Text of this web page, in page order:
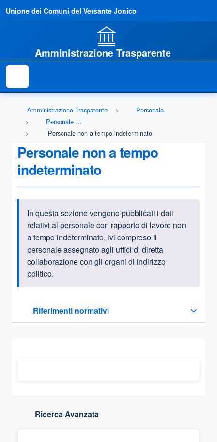
Unione dei Comuni del Versante Jonico
Amministrazione Trasparente
Amministrazione Trasparente
Personale
Personale non a tempo indeterminato
Personale non a tempo indeterminato
Personale non a tempo
indeterminato
Informazioni introduttive
In questa sezione vengono pubblicati i dati
relativi al personale con rapporto di lavoro non
a tempo indeterminato, ivi compreso il
personale assegnato agli uffici di diretta
collaborazione con gli organi di indirizzo
politico.
Riferimenti normativi
Sezione compressa
Ricerca Avanzata